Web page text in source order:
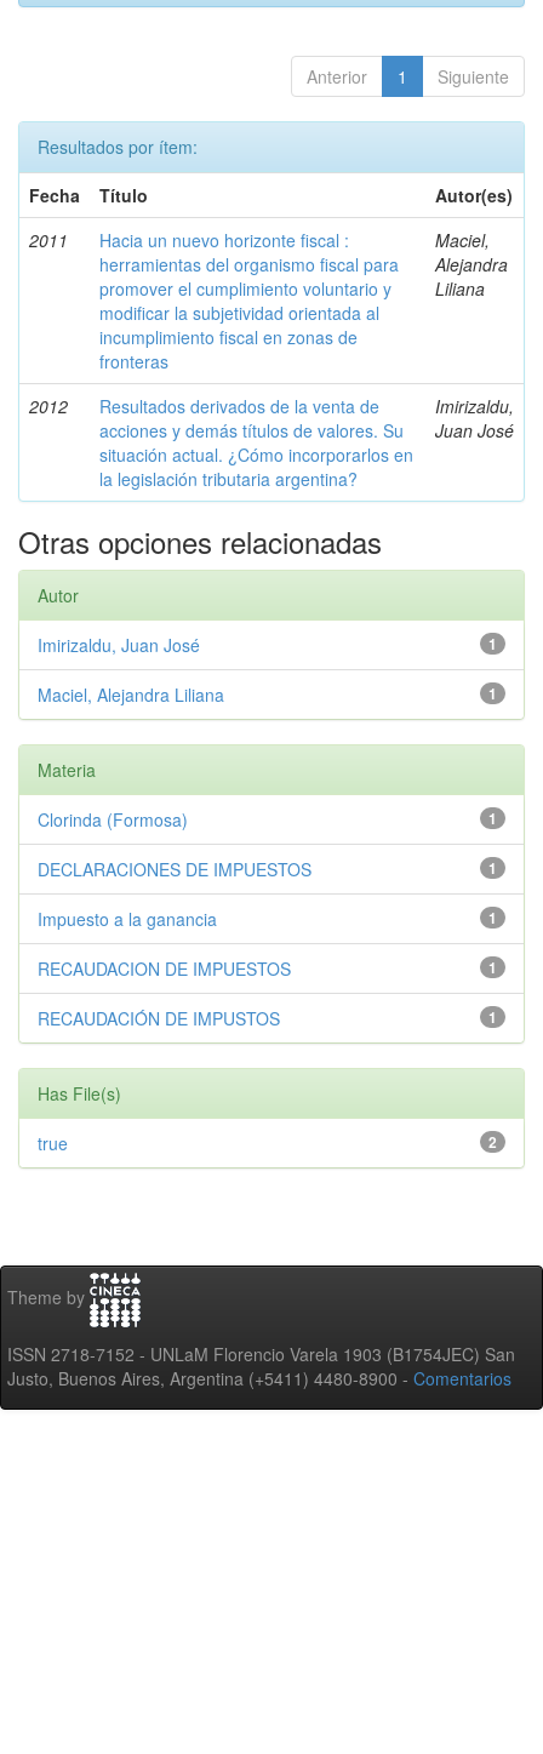
Anterior 1 Siguiente
Resultados por ítem:
Fecha
Título
Autor(es)
2011
Hacia un nuevo horizonte fiscal :
herramientas del organismo fiscal para
promover el cumplimiento voluntario y
modificar la subjetividad orientada al
incumplimiento fiscal en zonas de
fronteras
Maciel,
Alejandra
Liliana
2012
Resultados derivados de la venta de
acciones y demás títulos de valores. Su
situación actual. ¿Cómo incorporarlos en
la legislación tributaria argentina?
Imirizaldu,
Juan José
Otras opciones relacionadas
Autor
1
Imirizaldu, Juan José
1
Maciel, Alejandra Liliana
Materia
1
Clorinda (Formosa)
1
DECLARACIONES DE IMPUESTOS
1
Impuesto a la ganancia
1
RECAUDACION DE IMPUESTOS
1
RECAUDACIÓN DE IMPUSTOS
Has File(s)
2
true
Theme by
ISSN 2718-7152 - UNLaM Florencio Varela 1903 (B1754JEC) San
Justo, Buenos Aires, Argentina (+5411) 4480-8900 - Comentarios